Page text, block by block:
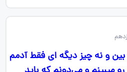
و نه چیز دیگه ای فقط آدمم